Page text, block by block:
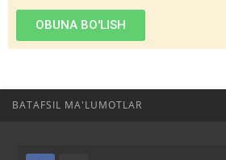
OBUNA BO'LISH
BATAFSIL MA'LUMOTLAR